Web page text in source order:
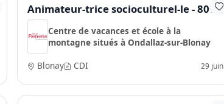
Animateur-trice socioculturel-le - 80%
Centre de vacances et école à la
montagne situés à Ondallaz-sur-Blonay
Blonay
CDI 29 juin